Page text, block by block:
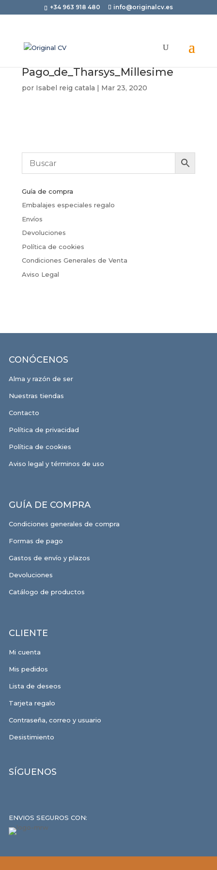
+34 963 918 480 info@originalcv.es
Pago_de_Tharsys_Millesime
por Isabel reig catala | Mar 23, 2020
Guía de compra
Embalajes especiales regalo
Envíos
Devoluciones
Política de cookies
Condiciones Generales de Venta
Aviso Legal
CONÓCENOS
Alma y razón de ser
Nuestras tiendas
Contacto
Política de privacidad
Política de cookies
Aviso legal y términos de uso
GUÍA DE COMPRA
Condiciones generales de compra
Formas de pago
Gastos de envío y plazos
Devoluciones
Catálogo de productos
CLIENTE
Mi cuenta
Mis pedidos
Lista de deseos
Tarjeta regalo
Contraseña, correo y usuario
Desistimiento
SÍGUENOS
ENVIOS SEGUROS CON: